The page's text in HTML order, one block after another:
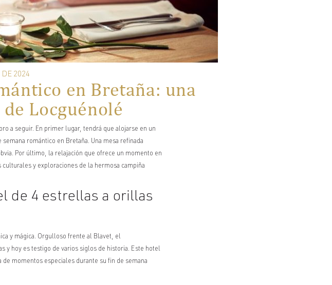
DE 2024
en Bretaña: una
Locguénolé
a seguir. En primer lugar, tendrá que alojarse en un
semana romántico en Bretaña. Una mesa refinada
Por último, la relajación que ofrece un momento en
culturales y exploraciones de la hermosa campiña
de 4 estrellas a orillas
y mágica. Orgulloso frente al Blavet, el
y hoy es testigo de varios siglos de historia. Este hotel
momentos especiales durante su fin de semana